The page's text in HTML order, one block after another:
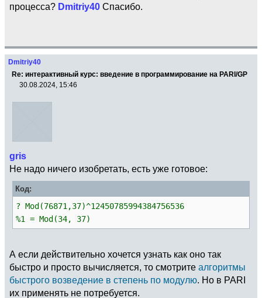
процесса? Dmitriy40 Спасибо.
Dmitriy40
Re: интерактивный курс: введение в программирование на PARI/GP
30.08.2024, 15:46
gris
Не надо ничего изобретать, есть уже готовое:
Код:
? Mod(76871,37)^12450785994384756536
%1 = Mod(34, 37)
А если действительно хочется узнать как оно так
быстро и просто вычисляется, то смотрите алгоритмы
быстрого возведение в степень по модулю. Но в PARI
их применять не потребуется.